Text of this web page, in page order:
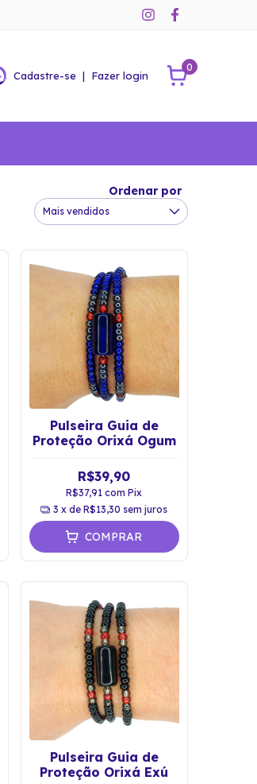
Cadastre-se | Fazer login
0
Ordenar por
Pulseira Guia de
Proteção Orixá Ogum
R$39,90
R$37,91com Pix
3 x deR$13,30 sem juros
COMPRAR
Pulseira Guia de
Proteção Orixá Exú